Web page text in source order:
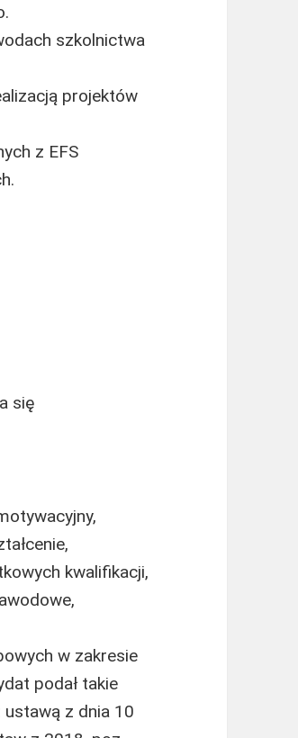
szkolnictwa
projektów
z EFS
się
kwalifikacji,
w zakresie
podał takie
z dnia 10